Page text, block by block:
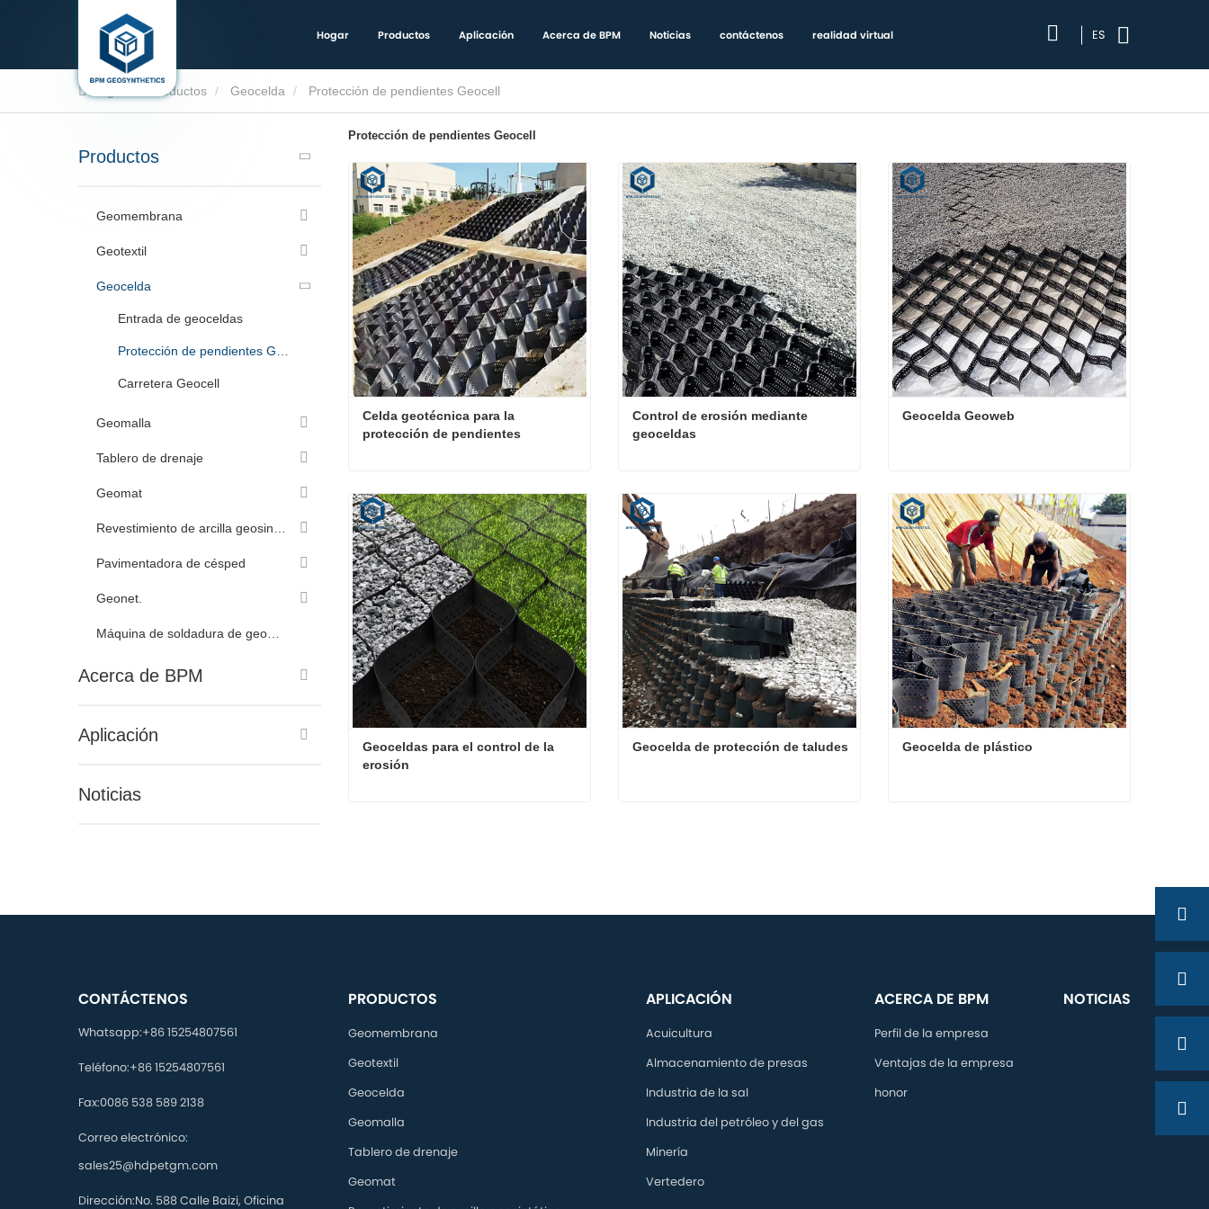
Hogar Productos Aplicación Acerca de BPM Noticias contáctenos realidad virtual ES
Productos Geocelda Protección de pendientes Geocell
Productos
Geomembrana
Geotextil
Geocelda
Entrada de geoceldas
Carretera Geocell
Geomalla
Tablero de drenaje
Geomat
Pavimentadora de césped
Geonet.
Acerca de BPM
Aplicación
Noticias
Protección de pendientes Geocell
Celda geotécnica para la
protección de pendientes
Celda geotécnica para la protección de pendientes
Contacta ahora
Control de erosión mediante
geoceldas
Control de erosión mediante geoceldas
Contacta ahora
Geocelda Geoweb
Geocelda Geoweb
Contacta ahora
Geoceldas para el control de la
erosión
Geocelda de protección de taludes Geocelda de plástico
CONTÁCTENOS
Whatsapp:+86 15254807561
Teléfono:+86 15254807561
Fax:0086 538 589 2138
Correo electrónico:
sales25@hdpetgm.com
Dirección:No. 588 Calle Baizi, Oficina
PRODUCTOS
Geomembrana
Geotextil
Geocelda
Geomalla
Tablero de drenaje
Geomat
APLICACIÓN
Acuicultura
Almacenamiento de presas
Industria de la sal
Industria del petróleo y del gas
Minería
Vertedero
ACERCA DE BPM
Perfil de la empresa
Ventajas de la empresa
honor
NOTICIAS